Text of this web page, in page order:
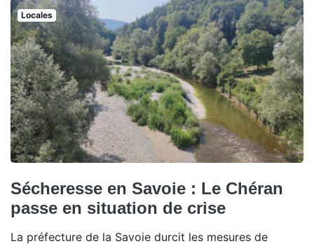
Locales
Sécheresse en Savoie : Le Chéran
passe en situation de crise
La préfecture de la Savoie durcit les mesures de